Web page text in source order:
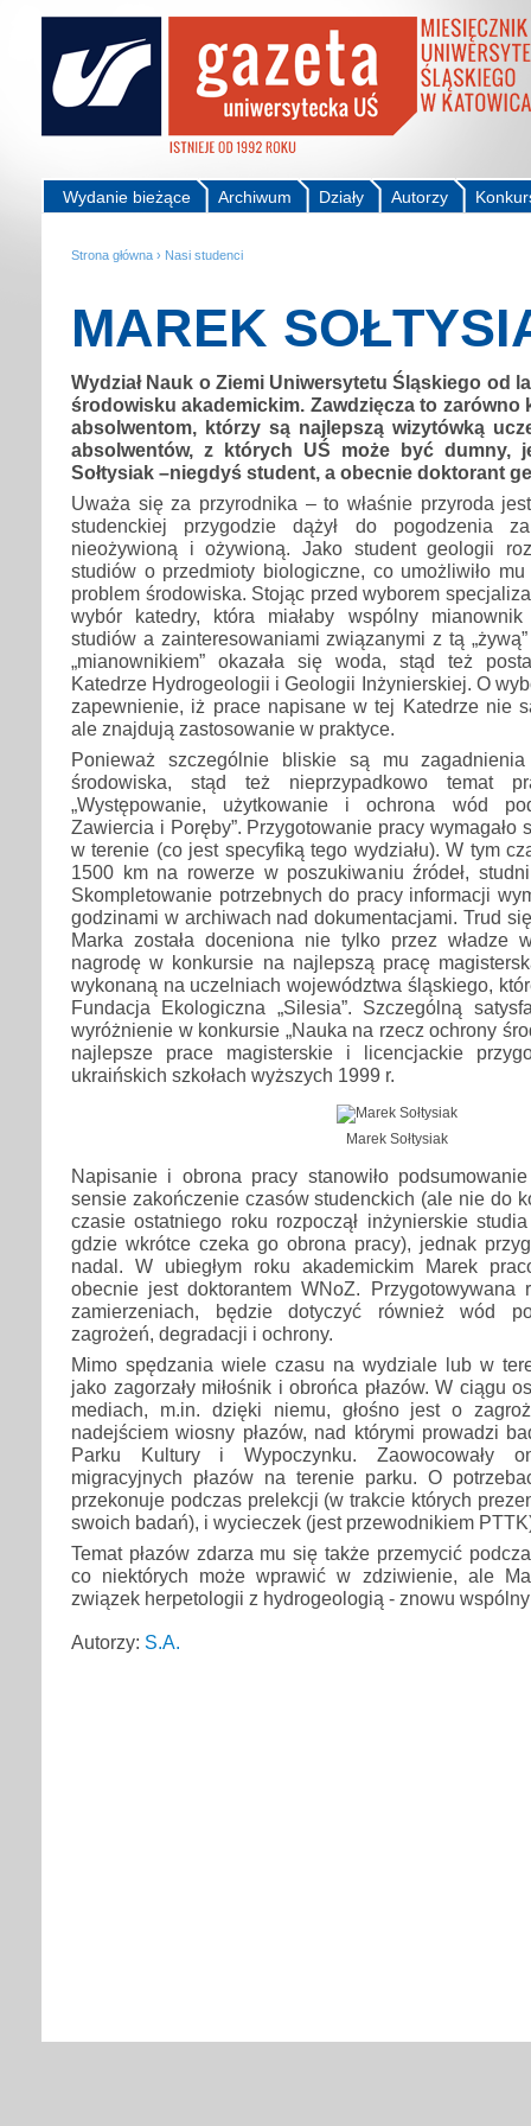
Autorzy
Działy
Archiwum
Wydanie bieżące
Strona główna › Nasi studenci
MAREK
Wydział Nauk o Ziemi Uniwersytetu Śląskiego od
środowisku akademickim. Zawdzięcza to zarówno
absolwentom, którzy są najlepszą wizytówką
absolwentów, z których UŚ może być dumny,
Sołtysiak –niegdyś student, a obecnie doktorant
Uważa się za przyrodnika – to właśnie przyroda
studenckiej przygodzie dążył do pogodzenia
nieożywioną i ożywioną. Jako student geologii
studiów o przedmioty biologiczne, co umożliwiło
problem środowiska. Stojąc przed wyborem
wybór katedry, która miałaby wspólny
studiów a zainteresowaniami związanymi z tą
„mianownikiem” okazała się woda, stąd też
Katedrze Hydrogeologii i Geologii Inżynierskiej. O
zapewnienie, iż prace napisane w tej Katedrze nie
ale znajdują zastosowanie w praktyce.
Ponieważ szczególnie bliskie są mu
środowiska, stąd też nieprzypadkowo temat
„Występowanie, użytkowanie i ochrona wód
Zawiercia i Poręby”. Przygotowanie pracy wymagało
w terenie (co jest specyfiką tego wydziału). W tym
1500 km na rowerze w poszukiwaniu źródeł,
Skompletowanie potrzebnych do pracy informacji
godzinami w archiwach nad dokumentacjami. Trud
Marka została doceniona nie tylko przez władze
nagrodę w konkursie na najlepszą pracę
wykonaną na uczelniach województwa śląskiego,
Fundacja Ekologiczna „Silesia”. Szczególną
wyróżnienie w konkursie „Nauka na rzecz ochrony
najlepsze prace magisterskie i licencjackie
ukraińskich szkołach wyższych 1999 r.
Marek Sołtysiak
Napisanie i obrona pracy stanowiło
sensie zakończenie czasów studenckich (ale nie do
czasie ostatniego roku rozpoczął inżynierskie
gdzie wkrótce czeka go obrona pracy), jednak
nadal. W ubiegłym roku akademickim Marek
obecnie jest doktorantem WNoZ. Przygotowywana
zamierzeniach, będzie dotyczyć również wód
zagrożeń, degradacji i ochrony.
Mimo spędzania wiele czasu na wydziale lub w
jako zagorzały miłośnik i obrońca płazów. W ciągu
mediach, m.in. dzięki niemu, głośno jest o
nadejściem wiosny płazów, nad którymi prowadzi
Parku Kultury i Wypoczynku. Zaowocowały
migracyjnych płazów na terenie parku. O
przekonuje podczas prelekcji (w trakcie których
swoich badań), i wycieczek (jest przewodnikiem
Temat płazów zdarza mu się także przemycić
co niektórych może wprawić w zdziwienie, ale
związek herpetologii z hydrogeologią - znowu wspólny
Autorzy: S.A.